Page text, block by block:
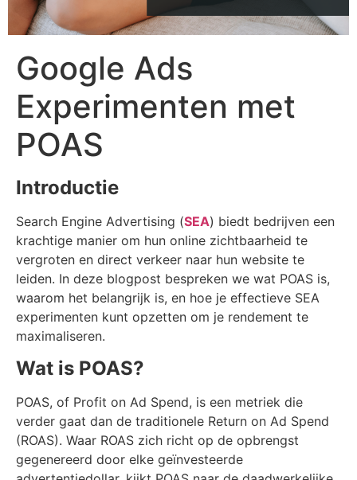
Google Ads
Experimenten met
POAS
Introductie
Search Engine Advertising (SEA) biedt bedrijven een
krachtige manier om hun online zichtbaarheid te
vergroten en direct verkeer naar hun website te
leiden. In deze blogpost bespreken we wat POAS is,
waarom het belangrijk is, en hoe je effectieve SEA
experimenten kunt opzetten om je rendement te
maximaliseren.
Wat is POAS?
POAS, of Profit on Ad Spend, is een metriek die
verder gaat dan de traditionele Return on Ad Spend
(ROAS). Waar ROAS zich richt op de opbrengst
gegenereerd door elke geïnvesteerde